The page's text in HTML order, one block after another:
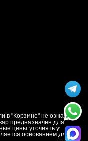
в "Корзине" не означает
предназначен для
цены уточнять у
основанием для